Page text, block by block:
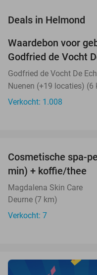
Deals in Helmond
Waardebon voor
Godfried de Vocht
Godfried de Vocht De
Nuenen (+19 locaties) (6
Verkocht: 1.008
TODAY
Cosmetische spa-
min) + koffie/thee
Magdalena Skin Care
Deurne (7 km)
Verkocht: 7